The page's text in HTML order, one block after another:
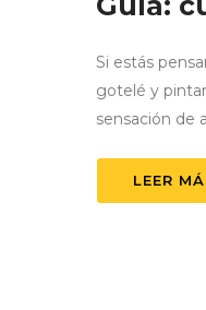
Si estás
gotelé y
sensación de
LEER